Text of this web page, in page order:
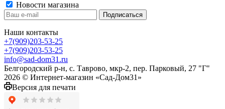
Новости магазина
Наши контакты
+7(909)203-53-25
+7(909)203-53-25
info@sad-dom31.ru
Белгородский р-н, с. Таврово, мкр-2, пер. Парковый, 27 "Г"
2026 © Интернет-магазин «Сад-Дом31»
Версия для печати